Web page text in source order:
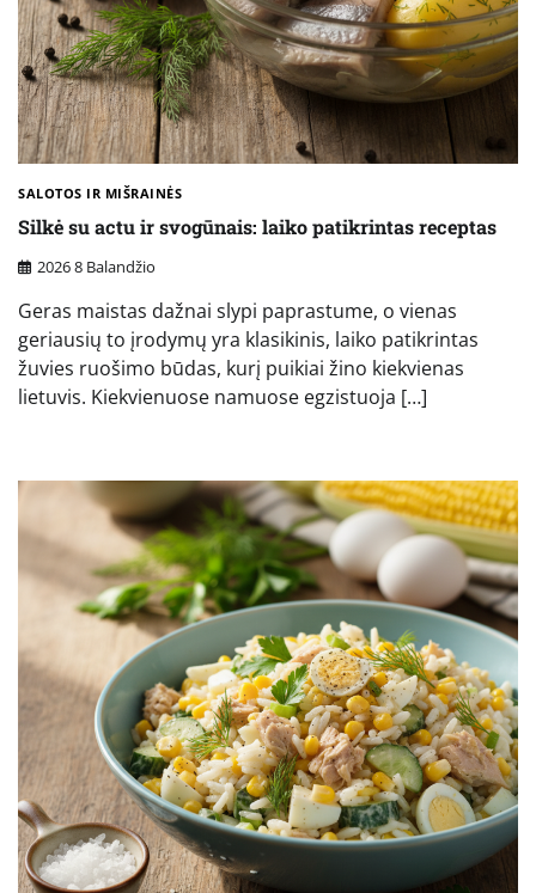
SALOTOS IR MIŠRAINĖS
Silkė su actu ir svogūnais: laiko patikrintas receptas
2026 8 Balandžio
Geras maistas dažnai slypi paprastume, o vienas
geriausių to įrodymų yra klasikinis, laiko patikrintas
žuvies ruošimo būdas, kurį puikiai žino kiekvienas
lietuvis. Kiekvienuose namuose egzistuoja […]